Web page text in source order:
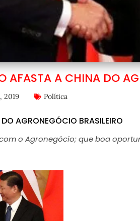
AFASTA A CHINA DO
2019 Política
AGRONEGÓCIO BRASILEIRO
o Agronegócio; que boa